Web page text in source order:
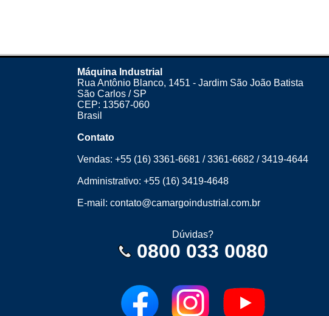
Máquina Industrial
Rua Antônio Blanco, 1451 - Jardim São João Batista
São Carlos / SP
CEP: 13567-060
Brasil
Contato
Vendas: +55 (16) 3361-6681 /3361-6682 /3419-4644
Administrativo: +55 (16) 3419-4648
E-mail: contato@camargoindustrial.com.br
Dúvidas?
0800 033 0080